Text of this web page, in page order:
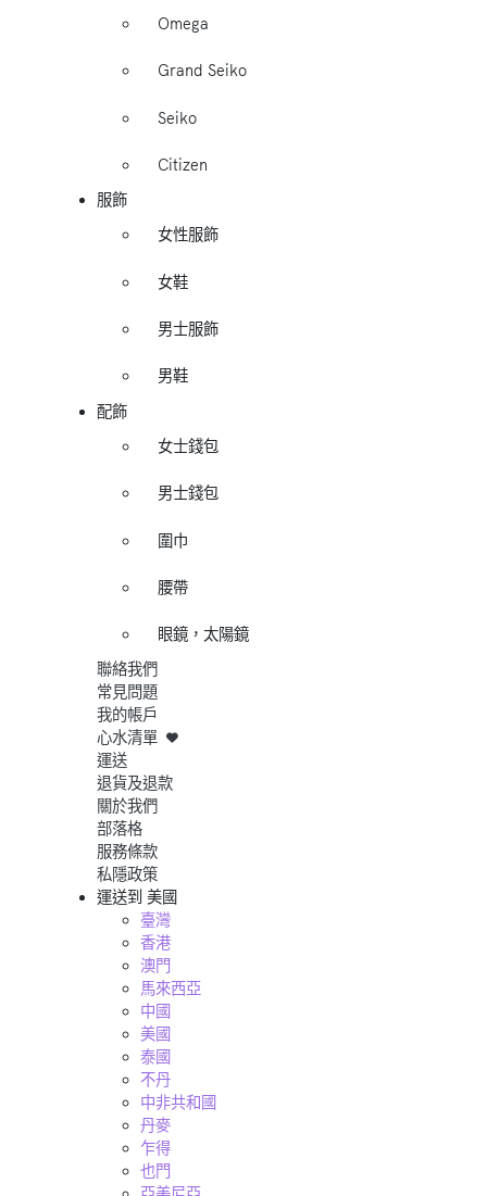
Omega
Grand Seiko
Seiko
Citizen
服飾
女性服飾
女鞋
男士服飾
男鞋
配飾
女士錢包
男士錢包
圍巾
腰帶
眼鏡，太陽鏡
聯絡我們
常見問題
我的帳戶
心水清單
運送
退貨及退款
關於我們
部落格
服務條款
私隱政策
運送到 美國
臺灣
香港
澳門
馬來西亞
中國
美國
泰國
不丹
中非共和國
丹麥
乍得
也門